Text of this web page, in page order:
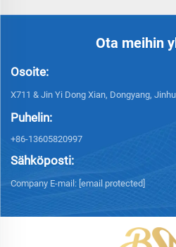
Ota meihin
Osoite:
X711 & Jin Yi Dong Xian, Dongyang,
Puhelin:
+86-13605820997
Sähköposti:
Company E-mail: [email protected]